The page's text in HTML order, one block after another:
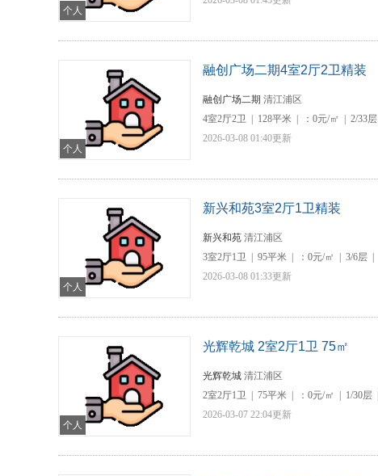
个人
个人
融创广场二期4室2厅2卫精装
融创广场二期 清江浦区
4室2厅2卫
128平米 ：0元/㎡ 2/33层
2026-03-08 01:40更新
个人
新兴和苑3室2厅1卫精装
新兴和苑 清江浦区
3室2厅1卫
95平米 ：0元/㎡ 3/6层
2026-03-08 01:33更新
个人
光辉乾城 2室2厅1卫 75㎡
光辉乾城 清江浦区
2室2厅1卫
75平米 ：0元/㎡ 1/30层
2026-03-07 22:04更新